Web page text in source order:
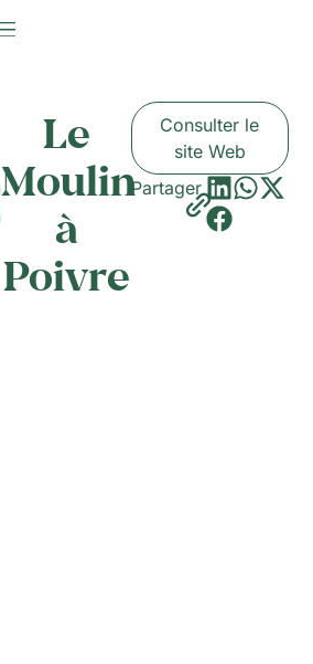
Le
Moulin
à
Poivre
Consulter le
site Web
Partager